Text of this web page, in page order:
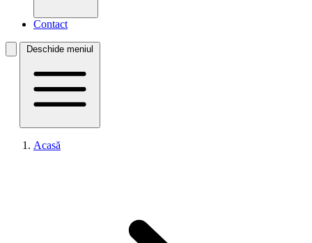
Contact
Deschide meniul
Acasă